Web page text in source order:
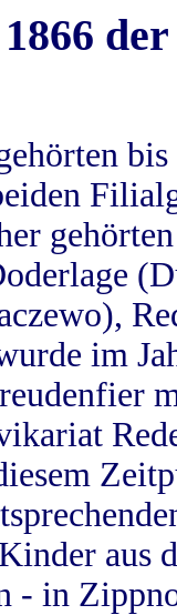
im
aus
- in